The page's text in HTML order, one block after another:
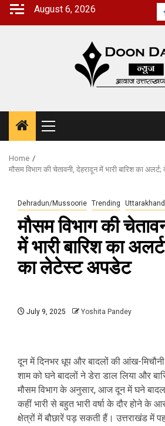
Skip
August 6, 2026
Primary
Menu
Home
मौसम विभाग की चेतावनी, देहरादून में भारी बारिश का
Dehradun/Mussoorie Trending Uttarakhand
मौसम विभाग की
में भारी बारिश का
का लेटेस्ट अपडेट
July 9, 2025 Yoshita Pandey
दून में दिनभर धूप और बादलों की आंख-
शाम को घने बादलों ने डेरा डाल लिया और
मौसम विभाग के अनुसार, आज दून में घने
कहीं भारी से बहुत भारी वर्षा के दौर होने
क्षेत्रों में बौछारें पड़ सकती हैं। उत्तराखंड में